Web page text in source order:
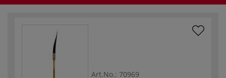
Art.No.: 70969